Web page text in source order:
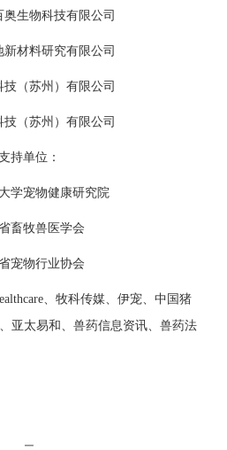
生物科技有限公司
材料研究有限公司
（苏州）有限公司
（苏州）有限公司
持单位：
学宠物健康研究院
畜牧兽医学会
宠物行业协会
、牧科传媒、伊宠、中国猪
亚太易和、兽药信息资讯、兽药法